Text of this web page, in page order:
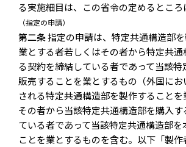
る実施細目は、この省令の定めるところ
（指定の申請）
第二条指定の申請は、特定共通構造部
業とする者若しくはその者から特定共
る契約を締結している者であって当該特
販売することを業とするもの（外国に
される特定共通構造部を製作すること
その者から当該特定共通構造部を購入
ている者であって当該特定共通構造部を
ことを業とするものを含む。以下「製作